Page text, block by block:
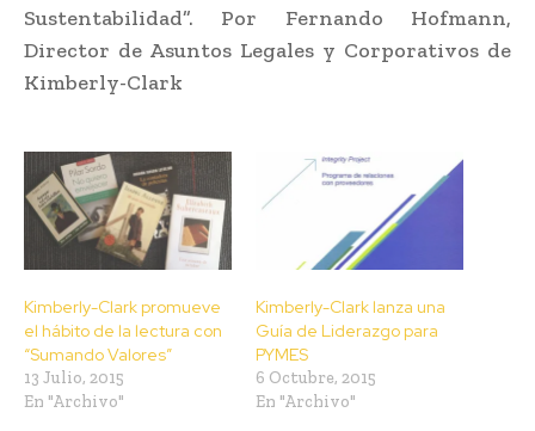
Sustentabilidad”. Por Fernando Hofmann,
Director de Asuntos Legales y Corporativos de
Kimberly-Clark
Kimberly-Clark promueve
el hábito de la lectura con
“Sumando Valores”
13 Julio, 2015
En "Archivo"
Kimberly-Clark lanza una
Guía de Liderazgo para
PYMES
6 Octubre, 2015
En "Archivo"